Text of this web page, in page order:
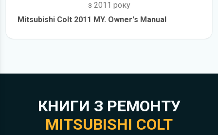
з 2011 року
Mitsubishi Colt 2011 MY. Owner's Manual
КНИГИ З РЕМОНТУ
MITSUBISHI COLT